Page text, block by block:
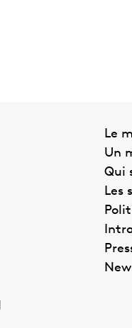
Le
Un
Qui
Les